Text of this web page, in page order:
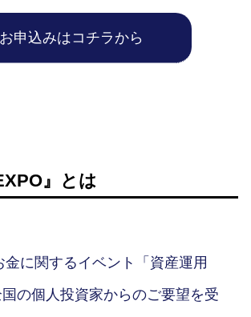
お申込みはコチラから
』とは
金に関するイベント「資産運用
の個人投資家からのご要望を受